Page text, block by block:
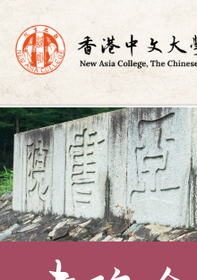
Skip
to
content